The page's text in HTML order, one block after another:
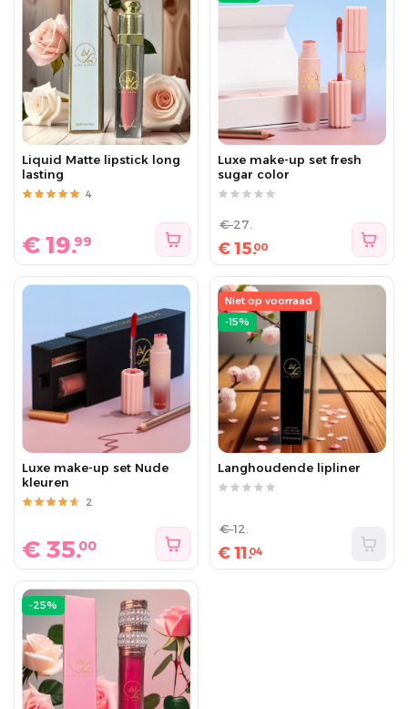
Liquid Matte lipstick long
lasting
4
€19.99
Luxe make-up set fresh
sugar color
€15.00
€27.
Luxe make-up set Nude
kleuren
2
€ 35.00
Niet op voorraad
-15%
Langhoudende lipliner
€11.04
€12.
-25%